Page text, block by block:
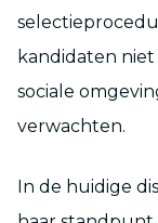
kandidaten
sociale
verwachten.
In de huidige